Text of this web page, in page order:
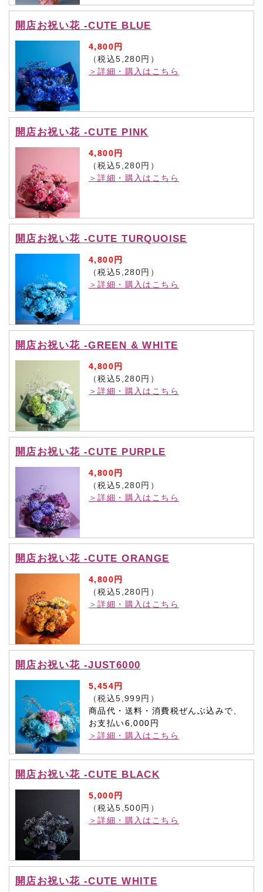
開店お祝い花 -CUTE BLUE
4,800円
（税込5,280円）
＞詳細・購入はこちら
開店お祝い花 -CUTE PINK
4,800円
（税込5,280円）
＞詳細・購入はこちら
開店お祝い花 -CUTE TURQUOISE
4,800円
（税込5,280円）
＞詳細・購入はこちら
開店お祝い花 -GREEN & WHITE
4,800円
（税込5,280円）
＞詳細・購入はこちら
開店お祝い花 -CUTE PURPLE
4,800円
（税込5,280円）
＞詳細・購入はこちら
開店お祝い花 -CUTE ORANGE
4,800円
（税込5,280円）
＞詳細・購入はこちら
開店お祝い花 -JUST6000
5,454円
（税込5,999円）
商品代・送料・消費税ぜんぶ込みで、
お支払い6,000円
＞詳細・購入はこちら
開店お祝い花 -CUTE BLACK
5,000円
（税込5,500円）
＞詳細・購入はこちら
開店お祝い花 -CUTE WHITE